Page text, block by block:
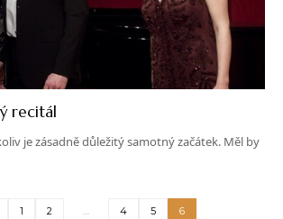
recitál
je zásadně důležitý samotný začátek. Měl by
1 2 … 4 5 6